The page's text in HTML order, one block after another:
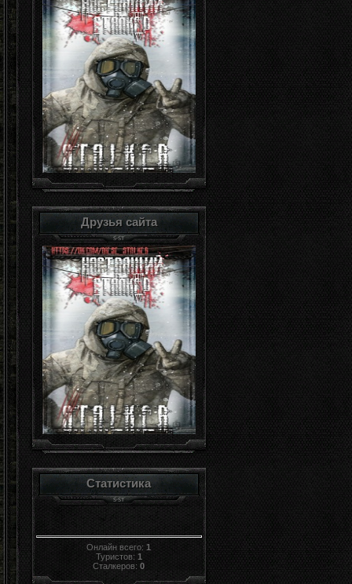
Друзья сайта
Статистика
Онлайн всего:1
Туристов: 1
Сталкеров:0